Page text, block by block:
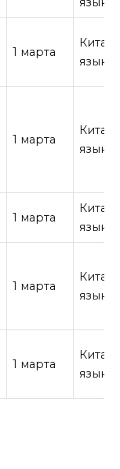
1 марта
язык
1 марта
язык
1 марта
язык
1 марта
язык
1 марта
язык